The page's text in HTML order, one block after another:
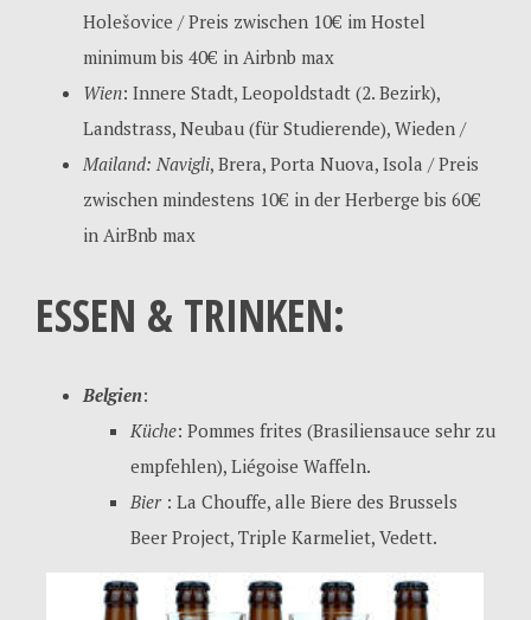
Holešovice / Preis zwischen 10€ im Hostel
minimum bis 40€ in Airbnb max
Wien: Innere Stadt, Leopoldstadt (2. Bezirk),
Landstrass, Neubau (für Studierende), Wieden /
Mailand: Navigli, Brera, Porta Nuova, Isola / Preis
zwischen mindestens 10€ in der Herberge bis 60€
in AirBnb max
ESSEN & TRINKEN:
Belgien:
Küche: Pommes frites (Brasiliensauce sehr zu
empfehlen), Liégoise Waffeln.
Bier: La Chouffe, alle Biere des Brussels
Beer Project, Triple Karmeliet, Vedett.